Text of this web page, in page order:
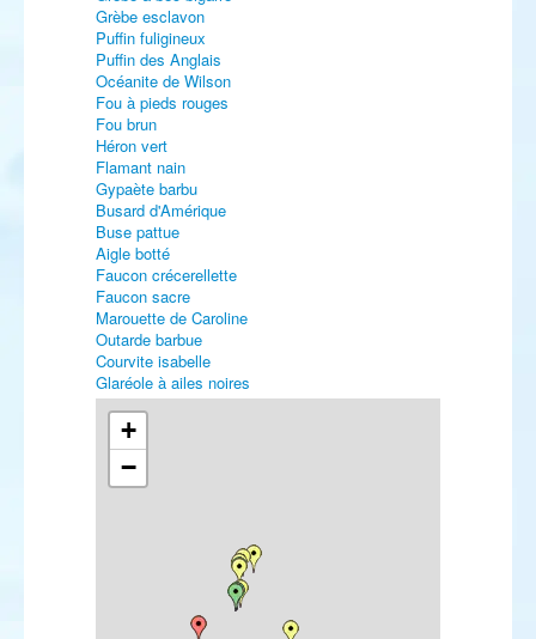
Grèbe esclavon
Puffin fuligineux
Puffin des Anglais
Océanite de Wilson
Fou à pieds rouges
Fou brun
Héron vert
Flamant nain
Gypaète barbu
Busard d'Amérique
Buse pattue
Aigle botté
Faucon crécerellette
Faucon sacre
Marouette de Caroline
Outarde barbue
Courvite isabelle
Glaréole à ailes noires
Gravelot de Leschenault
Pluvier asiatique
Pluvier fauve
Vanneau à queue blanche
Bécasseau semipalmé
Bécasseau à queue pointue
Bécasseau à échasses
Bartramie des champs
+
−